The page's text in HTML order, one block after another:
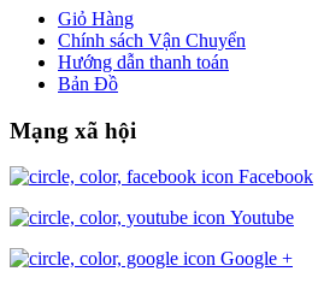
Giỏ Hàng
Chính sách Vận Chuyển
Hướng dẫn thanh toán
Bản Đồ
Mạng xã hội
Facebook
Youtube
Google +